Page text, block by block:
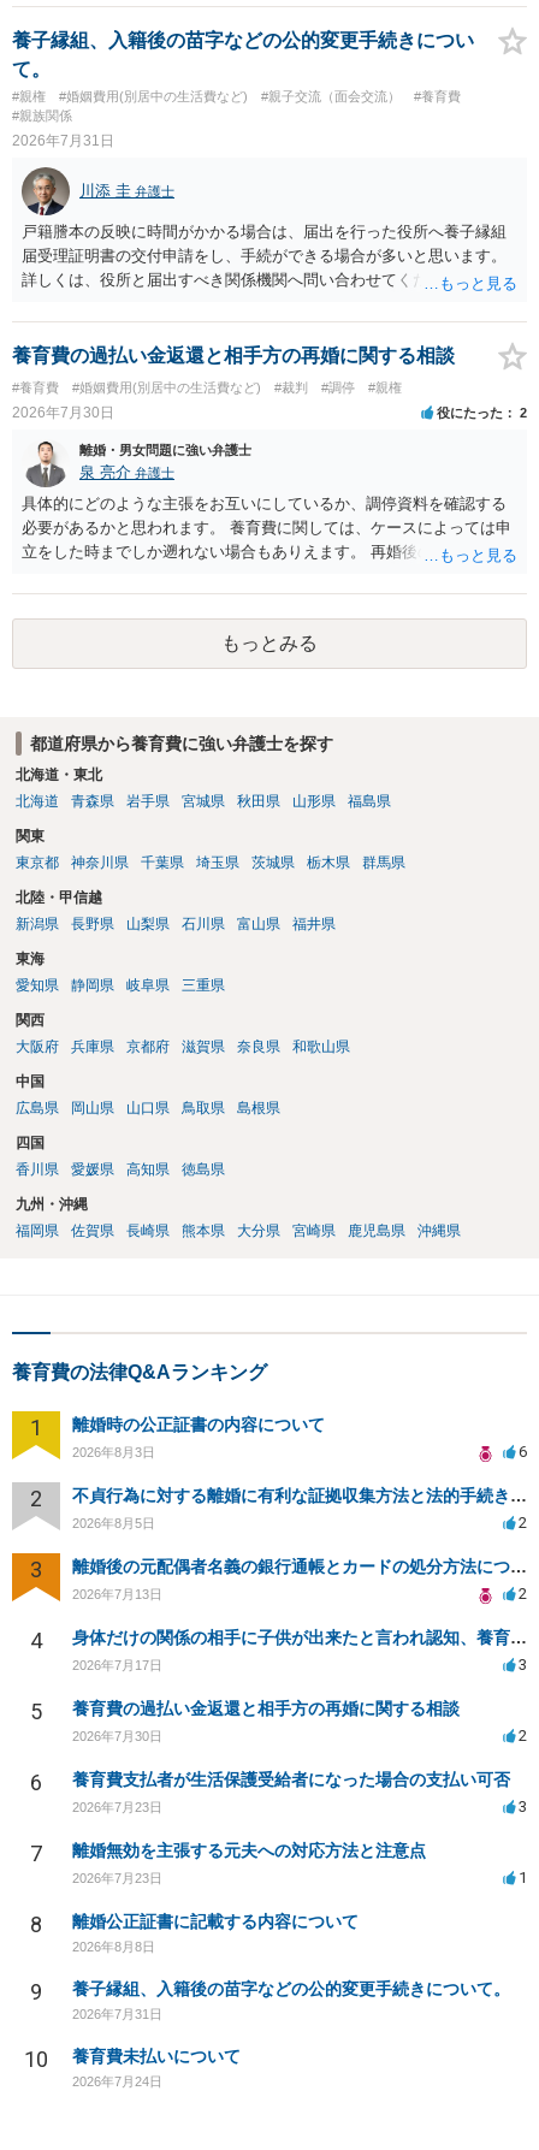
れていますので、通常は、病気や事故によって臨時に必要となった医
療費その他これに類する特別支出を念頭に置いた条項と読むのが自然
です。したがって、大学の入学金、授業料、受験費用などの教育費に
ついてまで、「この条項があるから当然に半額を請求できる」とまで
は言いにくいと思われます。なお、通常、大学進学費用をどこまで負
担すべきかについては、離婚時の合意内容のほか、子どもの年齢、大
や費用などを踏まえて個別に検討することになります。公正証書の他
の条項において、養育費の終期についてどのように定められている
か、大学進学に関する定めの有無、「教育費」「進学費用」に関する
定めの有無等について確認する必要があると考えられます。
養子縁組、入籍後の苗字などの公的変更手続きについ
て。
#親権 #婚姻費用(別居中の生活費など) #親子交流（面会交流）
#養育費
#親族関係
2026年7月31日
川添 圭 弁護士
戸籍謄本の反映に時間がかかる場合は、届出を行った役所へ養子縁組
届受理証明書の交付申請をし、手続ができる場合が多いと思います。
詳しくは、役所と届出すべき関係機関へ問い合わせてください。
養育費の過払い金返還と相手方の再婚に関する相談
#養育費 #婚姻費用(別居中の生活費など) #裁判 #調停 #親権
2026年7月30日 役にたった 2
離婚・男女問題に強い弁護士
泉 亮介 弁護士
具体的にどのような主張をお互いにしているか、調停資料を確認する
必要があるかと思われます。 養育費に関しては、ケースによっては申
立をした時までしか遡れない場合もありえます。 再婚後の相手方の行
養育費に関するやりとり等があればそちらについても確認する必要が
あるでしょう。 公開相談の場での回答よりも個別に弁護士にご相談さ
れることをお勧めいたします。もっとみる
都道府県から養育費に強い弁護士を探す
北海道・東北
北海道
青森県 岩手県 宮城県 秋田県 山形県 福島県
関東
東京都
神奈川県 千葉県 埼玉県 茨城県 栃木県 群馬県
北陸・甲信越
新潟県
長野県 山梨県 石川県 富山県 福井県
東海
愛知県
静岡県 岐阜県 三重県
関西
大阪府
兵庫県 京都府 滋賀県 奈良県 和歌山県
中国
広島県
岡山県 山口県 鳥取県 島根県
四国
香川県
愛媛県 高知県 徳島県
九州・沖縄
福岡県
佐賀県 長崎県 熊本県 大分県 宮崎県 鹿児島県 沖縄県
養育費の法律Q&Aランキング
1 離婚時の公正証書の内容について
2026年8月3日 6
2 不貞行為に対する離婚に有利な証拠収集方法と法的手続きについて
2026年8月5日 2
3 離婚後の元配偶者名義の銀行通帳とカードの処分方法について
2026年7月13日 2
4 身体だけの関係の相手に子供が出来たと言われ認知、養育費を要求されているが自身の子供か分からない
2026年7月17日 3
5 養育費の過払い金返還と相手方の再婚に関する相談
2026年7月30日 2
6 養育費支払者が生活保護受給者になった場合の支払い可否
2026年7月23日 3
7 離婚無効を主張する元夫への対応方法と注意点
2026年7月23日 1
8 離婚公正証書に記載する内容について
2026年8月8日
9 養子縁組、入籍後の苗字などの公的変更手続きについて。
2026年7月31日
10 養育費未払いについて
2026年7月24日